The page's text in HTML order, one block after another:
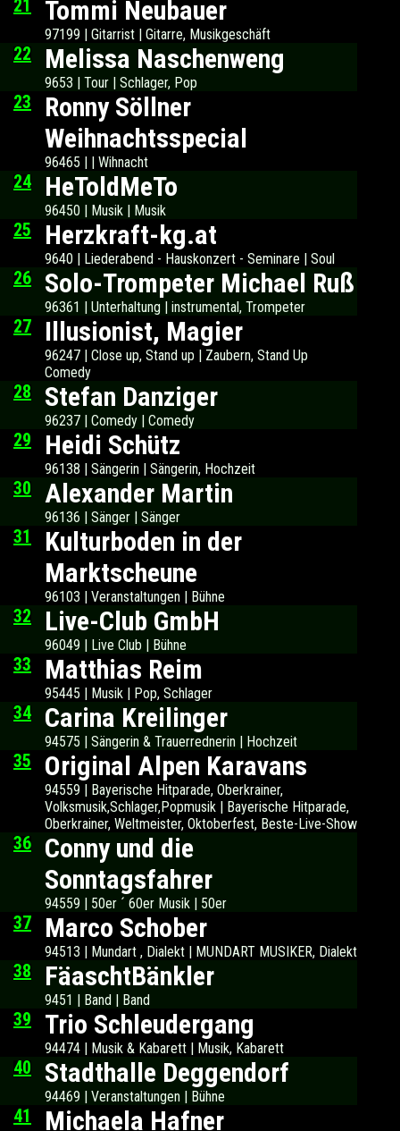
21 Tommi Neubauer
97199 | Gitarrist | Gitarre, Musikgeschäft
22 Melissa Naschenweng
9653 | Tour | Schlager, Pop
23
Ronny Söllner
Weihnachtsspecial
96465 | | Wihnacht
24 HeToldMeTo
96450 | Musik | Musik
25 Herzkraft-kg.at
9640 | Liederabend - Hauskonzert - Seminare | Soul
26 Solo-Trompeter Michael Ruß
96361 | Unterhaltung | instrumental, Trompeter
27 Illusionist, Magier
96247 | Close up, Stand up | Zaubern, Stand Up
Comedy
28 Stefan Danziger
96237 | Comedy | Comedy
29 Heidi Schütz
96138 | Sängerin | Sängerin, Hochzeit
30 Alexander Martin
96136 | Sänger | Sänger
31
Kulturboden in der
Marktscheune
96103 | Veranstaltungen | Bühne
32 Live-Club GmbH
96049 | Live Club | Bühne
33 Matthias Reim
95445 | Musik | Pop, Schlager
34 Carina Kreilinger
94575 | Sängerin & Trauerrednerin | Hochzeit
35 Original Alpen Karavans
94559 | Bayerische Hitparade, Oberkrainer,
Volksmusik,Schlager,Popmusik | Bayerische Hitparade,
Oberkrainer, Weltmeister, Oktoberfest, Beste-Live-Show
36
Conny und die
Sonntagsfahrer
94559 | 50er ´ 60er Musik | 50er
37 Marco Schober
94513 | Mundart , Dialekt | MUNDART MUSIKER, Dialekt
38 FäaschtBänkler
9451 | Band | Band
39 Trio Schleudergang
94474 | Musik & Kabarett | Musik, Kabarett
40 Stadthalle Deggendorf
94469 | Veranstaltungen | Bühne
41 Michaela Hafner